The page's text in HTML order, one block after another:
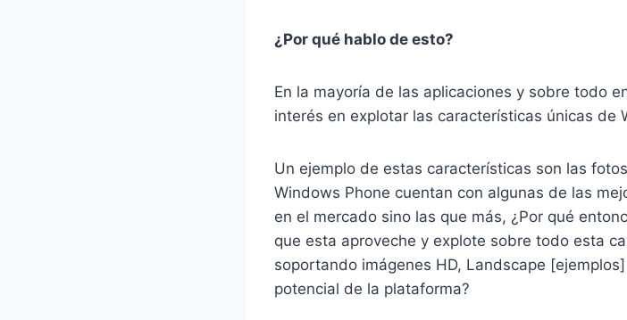
¿Por qué hablo de esto?
En la mayoría de las aplicaciones y sobre todo
interés en explotar las características únicas de
Un ejemplo de estas características son las
Windows Phone cuentan con algunas de las
en el mercado sino las que más, ¿Por qué
que esta aproveche y explote sobre todo esta
soportando imágenes HD, Landscape
potencial de la plataforma?